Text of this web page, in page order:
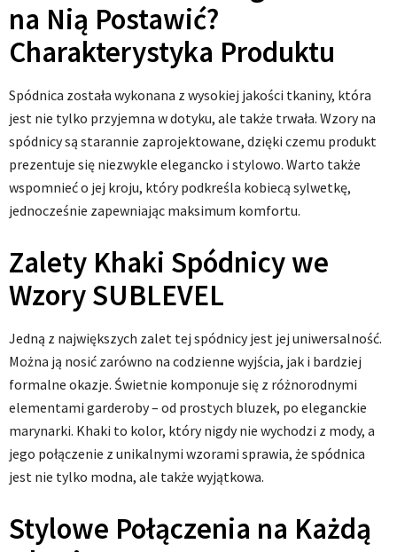
na Nią Postawić?
Charakterystyka Produktu
Spódnica została wykonana z wysokiej jakości tkaniny, która
jest nie tylko przyjemna w dotyku, ale także trwała. Wzory na
spódnicy są starannie zaprojektowane, dzięki czemu produkt
prezentuje się niezwykle elegancko i stylowo. Warto także
wspomnieć o jej kroju, który podkreśla kobiecą sylwetkę,
jednocześnie zapewniając maksimum komfortu.
Zalety Khaki Spódnicy we
Wzory SUBLEVEL
Jedną z największych zalet tej spódnicy jest jej uniwersalność.
Można ją nosić zarówno na codzienne wyjścia, jak i bardziej
formalne okazje. Świetnie komponuje się z różnorodnymi
elementami garderoby – od prostych bluzek, po eleganckie
marynarki. Khaki to kolor, który nigdy nie wychodzi z mody, a
jego połączenie z unikalnymi wzorami sprawia, że spódnica
jest nie tylko modna, ale także wyjątkowa.
Stylowe Połączenia na Każdą